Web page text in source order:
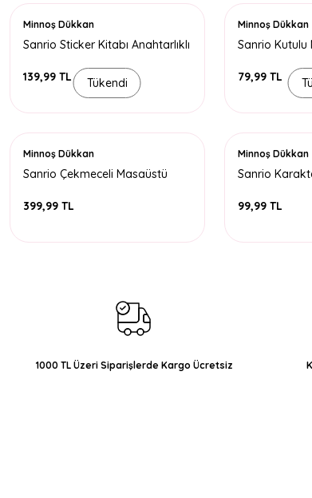
Minnoş Dükkan
Sanrio Sticker Kitabı Anahtarlıklı
139,99 TL
Minnoş Dükkan
Sanrio Kutulu
79,99 TL
Tükendi
Minnoş Dükkan
Sanrio Çekmeceli Masaüstü
399,99 TL
Minnoş Dükkan
Sanrio
99,99 TL
1000 TL Üzeri Siparişlerde Kargo Ücretsiz